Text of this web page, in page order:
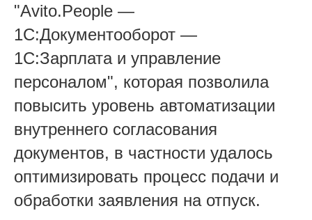
"Avito.People —
1С:Документооборот —
1С:Зарплата и управление
персоналом", которая позволила
повысить уровень автоматизации
внутреннего согласования
документов, в частности удалось
оптимизировать процесс подачи и
обработки заявления на отпуск.